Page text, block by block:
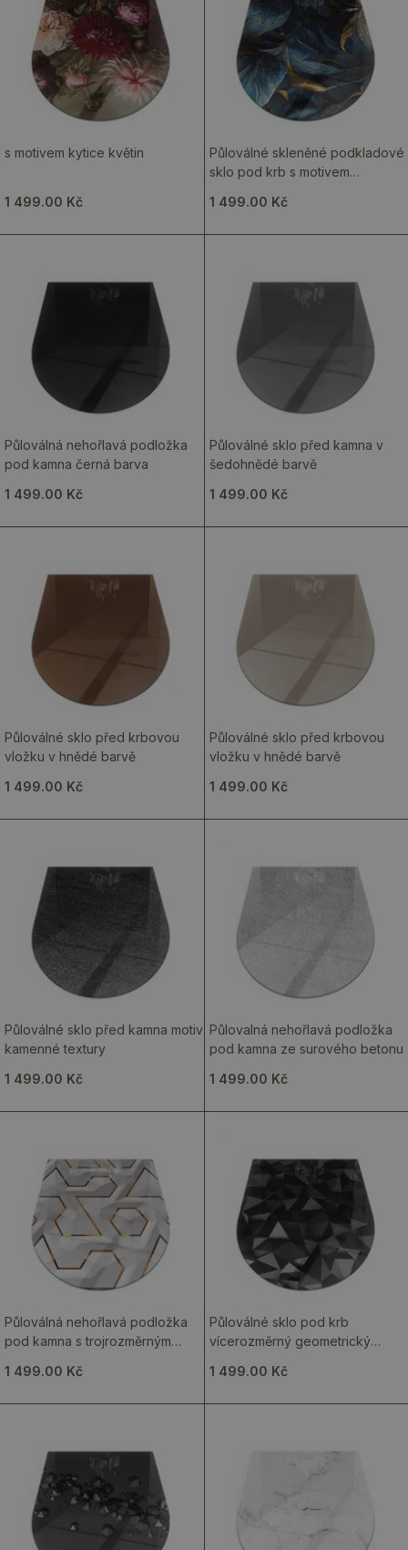
s motivem kytice květin
1 499.00 Kč
Půloválné skleněné podkladové
sklo pod krb s motivem
1 499.00 Kč
Půloválná nehořlavá podložka
pod kamna černá barva
1 499.00 Kč
Půloválné sklo před kamna v
šedohnědé barvě
1 499.00 Kč
Půloválné sklo před krbovou
vložku v hnědé barvě
1 499.00 Kč
Půloválné sklo před krbovou
vložku v hnědé barvě
1 499.00 Kč
Půloválné sklo před kamna motiv
kamenné textury
1 499.00 Kč
Půlovalná nehořlavá podložka
pod kamna ze surového betonu
1 499.00 Kč
Půloválná nehořlavá podložka
pod kamna s trojrozměrným
1 499.00 Kč
Půloválné sklo pod krb
vícerozměrný geometrický
1 499.00 Kč